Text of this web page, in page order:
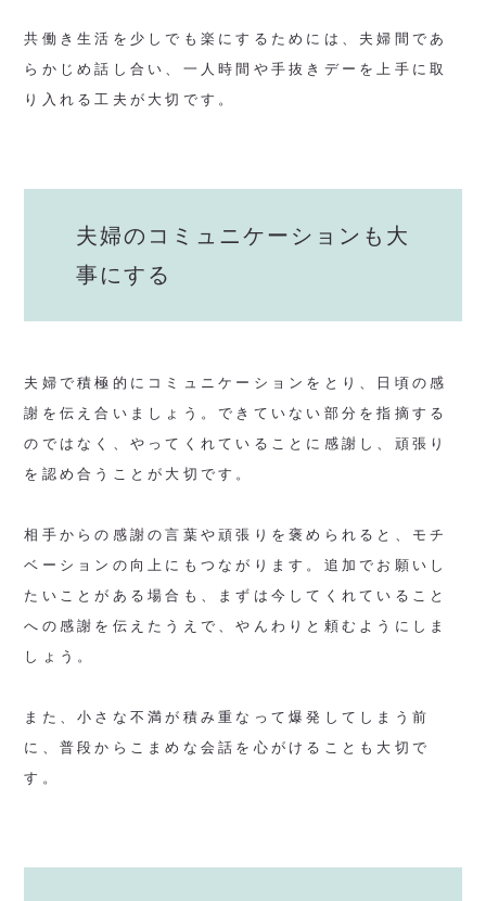
共働き生活を少しでも楽にするためには、夫婦間であ
らかじめ話し合い、一人時間や手抜きデーを上手に取
り入れる工夫が大切です。
夫婦のコミュニケーションも大
事にする
夫婦で積極的にコミュニケーションをとり、日頃の感
謝を伝え合いましょう。できていない部分を指摘する
のではなく、やってくれていることに感謝し、頑張り
を認め合うことが大切です。
相手からの感謝の言葉や頑張りを褒められると、モチ
ベーションの向上にもつながります。追加でお願いし
たいことがある場合も、まずは今してくれていること
への感謝を伝えたうえで、やんわりと頼むようにしま
しょう。
また、小さな不満が積み重なって爆発してしまう前
に、普段からこまめな会話を心がけることも大切で
す。